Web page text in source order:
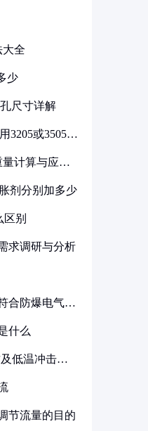
大全
少
尺寸详解
3205或3505代
量计算与应用
剂分别加多少
区别
求调研与分析
合防爆电气设
什么
低温冲击要
节流量的目的